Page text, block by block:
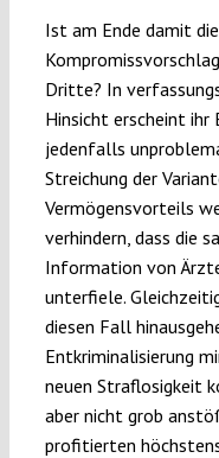
Ist am Ende damit
Dritte? In
Hinsicht erscheint
jedenfalls
Streichung der
Vermögensvorteils
verhindern, dass die
Information von
unterfiele.
diesen Fall
Entkriminalisierung
neuen Straflosigkeit
aber nicht grob
profitierten